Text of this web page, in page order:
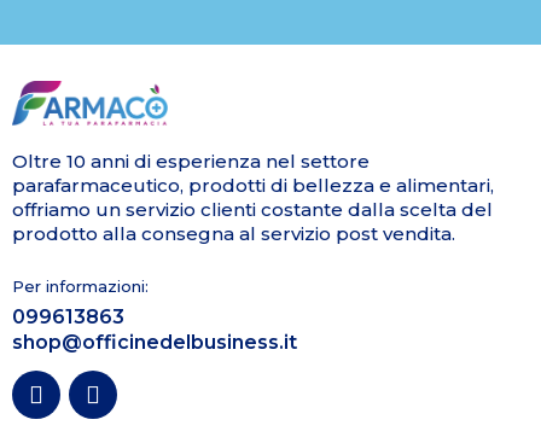
Oltre 10 anni di esperienza nel settore
parafarmaceutico, prodotti di bellezza e alimentari,
offriamo un servizio clienti costante dalla scelta del
prodotto alla consegna al servizio post vendita.
Per informazioni:
099613863
shop@officinedelbusiness.it